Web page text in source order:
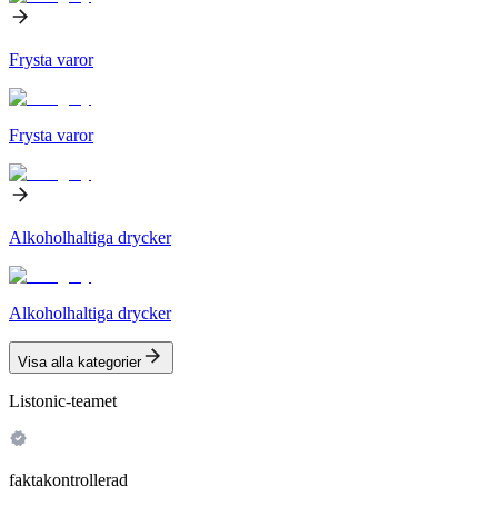
Frysta varor
Frysta varor
Alkoholhaltiga drycker
Alkoholhaltiga drycker
Visa alla kategorier
Listonic-teamet
faktakontrollerad